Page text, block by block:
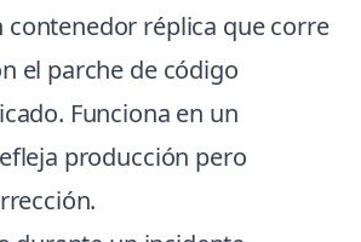
contenedor réplica que corre
el parche de código
Funciona en un
producción pero